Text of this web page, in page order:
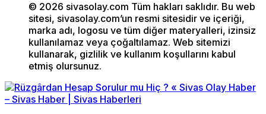
© 2026 sivasolay.com Tüm hakları saklıdır. Bu web
sitesi, sivasolay.com’un resmi sitesidir ve içeriği,
marka adı, logosu ve tüm diğer materyalleri, izinsiz
kullanılamaz veya çoğaltılamaz. Web sitemizi
kullanarak, gizlilik ve kullanım koşullarını kabul
etmiş olursunuz.